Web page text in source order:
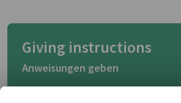
Giving instructions
Anweisungen geben